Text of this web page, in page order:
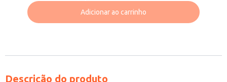
Adicionar ao carrinho
Descrição do produto